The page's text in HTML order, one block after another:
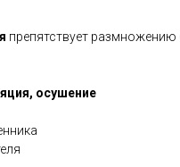
препятствует размножению
осушение